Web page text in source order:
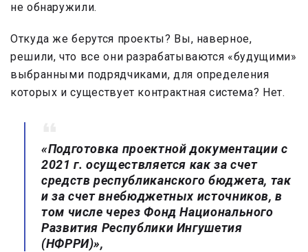
не обнаружили.
Откуда же берутся проекты? Вы, наверное,
решили, что все они разрабатываются «будущими»
выбранными подрядчиками, для определения
которых и существует контрактная система? Нет.
«Подготовка проектной документации с
2021 г. осуществляется как за счет
средств республиканского бюджета, так
и за счет внебюджетных источников, в
том числе через Фонд Национального
Развития Республики Ингушетия
(НФРРИ)»,